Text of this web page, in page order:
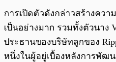
การเปิดตัวดังกล่าวสร้างคว
เป็นอย่างมาก รวมทั้งตัวนาง
ประธานของบริษัทลูกของ
หนึ่งในผู้อยู่เบื้องหลังการพัฒ